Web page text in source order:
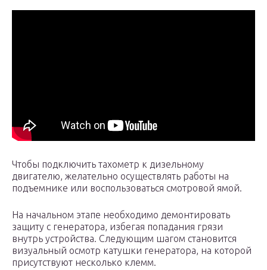
Чтобы подключить тахометр к дизельному
двигателю, желательно осуществлять работы на
подъемнике или воспользоваться смотровой ямой.
На начальном этапе необходимо демонтировать
защиту с генератора, избегая попадания грязи
внутрь устройства. Следующим шагом становится
визуальный осмотр катушки генератора, на которой
присутствуют несколько клемм.